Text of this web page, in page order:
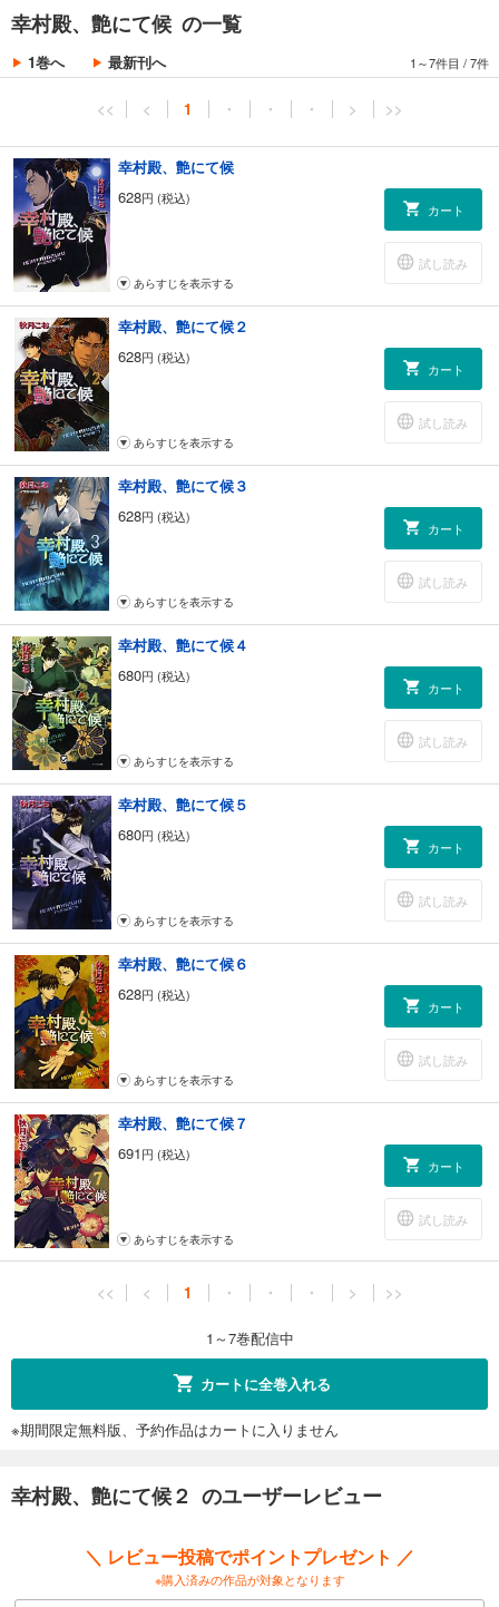
幸村殿、艶にて候 の一覧
1巻へ 最新刊へ 1～7件目 /7件
<< < 1 ・ ・ ・ > >>
幸村殿、艶にて候
628円 (税込)
カート
試し読み
あらすじを表示する
幸村殿、艶にて候２
628円 (税込)
カート
試し読み
あらすじを表示する
幸村殿、艶にて候３
628円 (税込)
カート
試し読み
あらすじを表示する
幸村殿、艶にて候４
680円 (税込)
カート
試し読み
あらすじを表示する
幸村殿、艶にて候５
680円 (税込)
カート
試し読み
あらすじを表示する
幸村殿、艶にて候６
628円 (税込)
カート
試し読み
あらすじを表示する
幸村殿、艶にて候７
691円 (税込)
カート
試し読み
あらすじを表示する
<< < 1 ・ ・ ・ > >>
1～7巻配信中
カートに全巻入れる
※期間限定無料版、予約作品はカートに入りません
幸村殿、艶にて候２ のユーザーレビュー
＼ レビュー投稿でポイントプレゼント ／
※購入済みの作品が対象となります